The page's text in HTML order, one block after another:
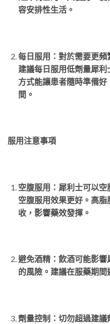
容安排性生活。
每日服用：對於需要更
建議每日服用低劑量犀
方式能讓患者隨時準備
間。
服用注意事項
空腹服用：犀利士可以
空腹服用效果更好。高
收，影響藥效發揮。
避免酒精：飲酒可能影響
的風險。建議在服藥期間
劑量控制：切勿超過建